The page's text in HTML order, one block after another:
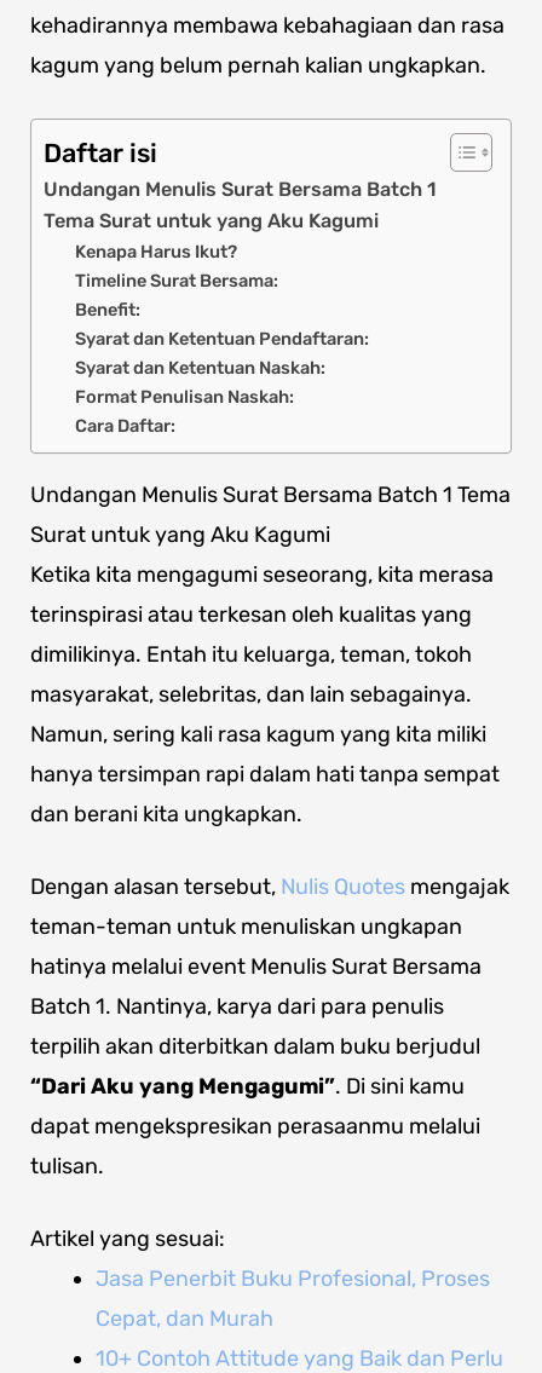
kehadirannya membawa kebahagiaan dan rasa
kagum yang belum pernah kalian ungkapkan.
Daftar isi
Undangan Menulis Surat Bersama Batch 1
Tema Surat untuk yang Aku Kagumi
Kenapa Harus Ikut?
Timeline Surat Bersama:
Benefit:
Syarat dan Ketentuan Pendaftaran:
Syarat dan Ketentuan Naskah:
Format Penulisan Naskah:
Cara Daftar:
Undangan Menulis Surat Bersama Batch 1 Tema
Surat untuk yang Aku Kagumi
Ketika kita mengagumi seseorang, kita merasa
terinspirasi atau terkesan oleh kualitas yang
dimilikinya. Entah itu keluarga, teman, tokoh
masyarakat, selebritas, dan lain sebagainya.
Namun, sering kali rasa kagum yang kita miliki
hanya tersimpan rapi dalam hati tanpa sempat
dan berani kita ungkapkan.
Dengan alasan tersebut, Nulis Quotes mengajak
teman-teman untuk menuliskan ungkapan
hatinya melalui event Menulis Surat Bersama
Batch 1. Nantinya, karya dari para penulis
terpilih akan diterbitkan dalam buku berjudul
“Dari Aku yang Mengagumi”. Di sini kamu
dapat mengekspresikan perasaanmu melalui
tulisan.
Artikel yang sesuai:
Jasa Penerbit Buku Profesional, Proses
Cepat, dan Murah
10+ Contoh Attitude yang Baik dan Perlu